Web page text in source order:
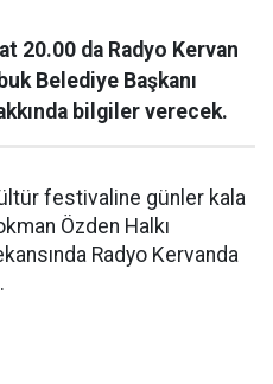
20.00 da Radyo Kervan
Belediye Başkanı
bilgiler verecek.
festivaline günler kala
Özden Halkı
Radyo Kervanda